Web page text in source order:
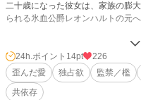
二十歳になった彼女は、家族の膨
られる氷血公爵レオンハルトの元
殺される覚悟で漆黒の公爵邸へ足
れたのは予想外の異常なまでの執着
地獄のような実家から抜け出した
なく、逃げ場のない狂気的な溺愛
24h.ポイント 14pt
226
歪んだ愛
独占欲 監禁／檻
共依存